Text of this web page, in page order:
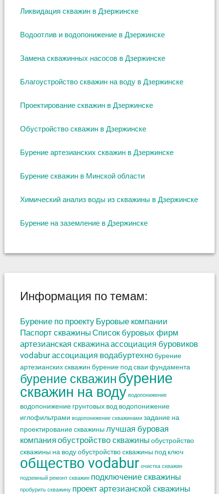
Ликвидация скважин в Дзержинске
Водоотлив и водопонижение в Дзержинске
Замена скважинных насосов в Дзержинске
Благоустройство скважин на воду в Дзержинске
Проектирование скважин в Дзержинске
Обустройство скважин в Дзержинске
Бурение артезианских скважин в Дзержинске
Бурение скважин в Минской области
Химический анализ воды из скважины в Дзержинске
Бурение на заземление в Дзержинске
Информация по темам:
Бурение по проекту Буровые компании
Паспорт скважины Список буровых фирм
артезианская скважинаассоциация буровиков
vodaburассоциация водабуртехнобурение
артезианских скважин бурение под сваи фундамента
бурение скважин бурение
скважин на воду водопонижение
водопонижение грунтовых вод водопонижение
иглофильтрами водопонижение скважинами задание на
проектирование скважинылучшая буровая
компания обустройство скважины обустройство
скважины на водуобустройство скважины под ключ
общество vodabur очистка скважин
подземный ремонт скважин подключение скважины
пробурить скважину проект артезианской скважины